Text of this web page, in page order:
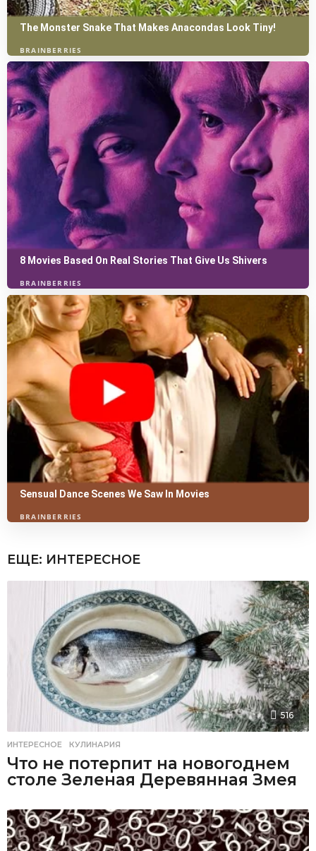
ЕЩЕ: ИНТЕРЕСНОЕ
516
ИНТЕРЕСНОЕ ,КУЛИНАРИЯ
Что не потерпит на новогоднем
столе Зеленая Деревянная Змея